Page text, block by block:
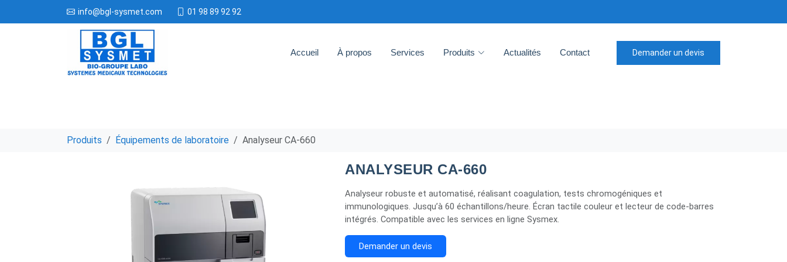
info@bgl-sysmet.com 01 98 89 92 92
Accueil À propos Services Produits Actualités Contact Demander un devis
Produits Équipements de laboratoire Analyseur CA-660
ANALYSEUR CA-660
Analyseur robuste et automatisé, réalisant coagulation, tests chromogéniques et
immunologiques. Jusqu’à 60 échantillons/heure. Écran tactile couleur et lecteur de code-barres
intégrés. Compatible avec les services en ligne Sysmex.
Demander un devis